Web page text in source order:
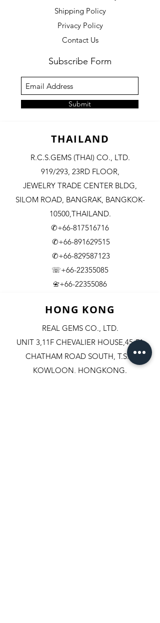
Shipping Policy
Privacy Policy
Contact Us
Subscribe Form
Submit
THAILAND
R.C.S.GEMS (THAI) CO., LTD.
919/293, 23RD FLOOR,
JEWELRY TRADE CENTER BLDG,
SILOM ROAD, BANGRAK, BANGKOK-
10500,THAILAND.
✆+66-817516716
✆+66-891629515
✆+66-829587123
☏+66-22355085
📇​+66-22355086
HONG KONG
REAL GEMS CO., LTD.
UNIT 3,11F CHEVALIER HOUSE,45-51
CHATHAM ROAD SOUTH, T.S.T.
KOWLOON, HONGKONG.